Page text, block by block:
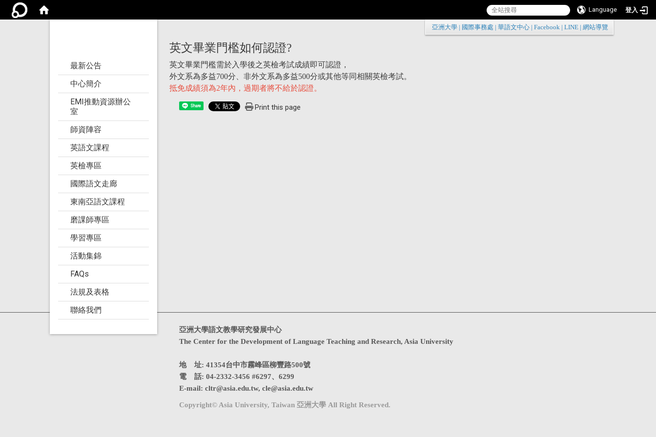
Language 登入
:::
亞洲大學 國際事務處 華語文中心 Facebook LINE 網站導覽
最新公告
中心簡介
EMI推動資源辦公
室
師資陣容
英語文課程
英檢專區
國際語文走廊
東南亞語文課程
磨課師專區
學習專區
活動集錦
FAQs
法規及表格
聯絡我們
英文畢業門檻如何認證?
英文畢業門檻需於入學後之英檢考試成績即可認證，
外文系為多益700分、非外文系為多益500分或其他等同相關英檢考試。
抵免成績須為2年內，過期者將不給於認證。
Share Print this page
亞洲大學語文教學研究發展中心
The Center for the Development of Language Teaching and Research, Asia University
地 址: 41354台中市霧峰區柳豐路500號
電 話: 04-2332-3456 #6297、6299
E-mail: cltr@asia.edu.tw, cle@asia.edu.tw
Copyright© Asia University, Taiwan 亞洲大學 All Right Reserved.